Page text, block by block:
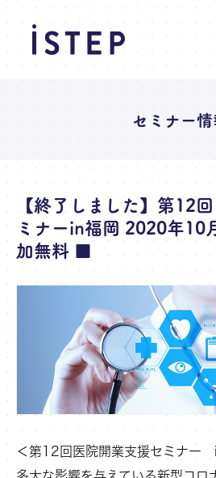
セミナー
【終了しました】第12
ミナーin福岡 2020年10
加無料 ■
＜第12回医院開業支援セミナー